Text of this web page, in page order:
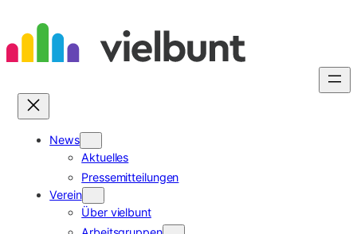
Inhalt
springen
News
Aktuelles
Pressemitteilungen
Verein
Über vielbunt